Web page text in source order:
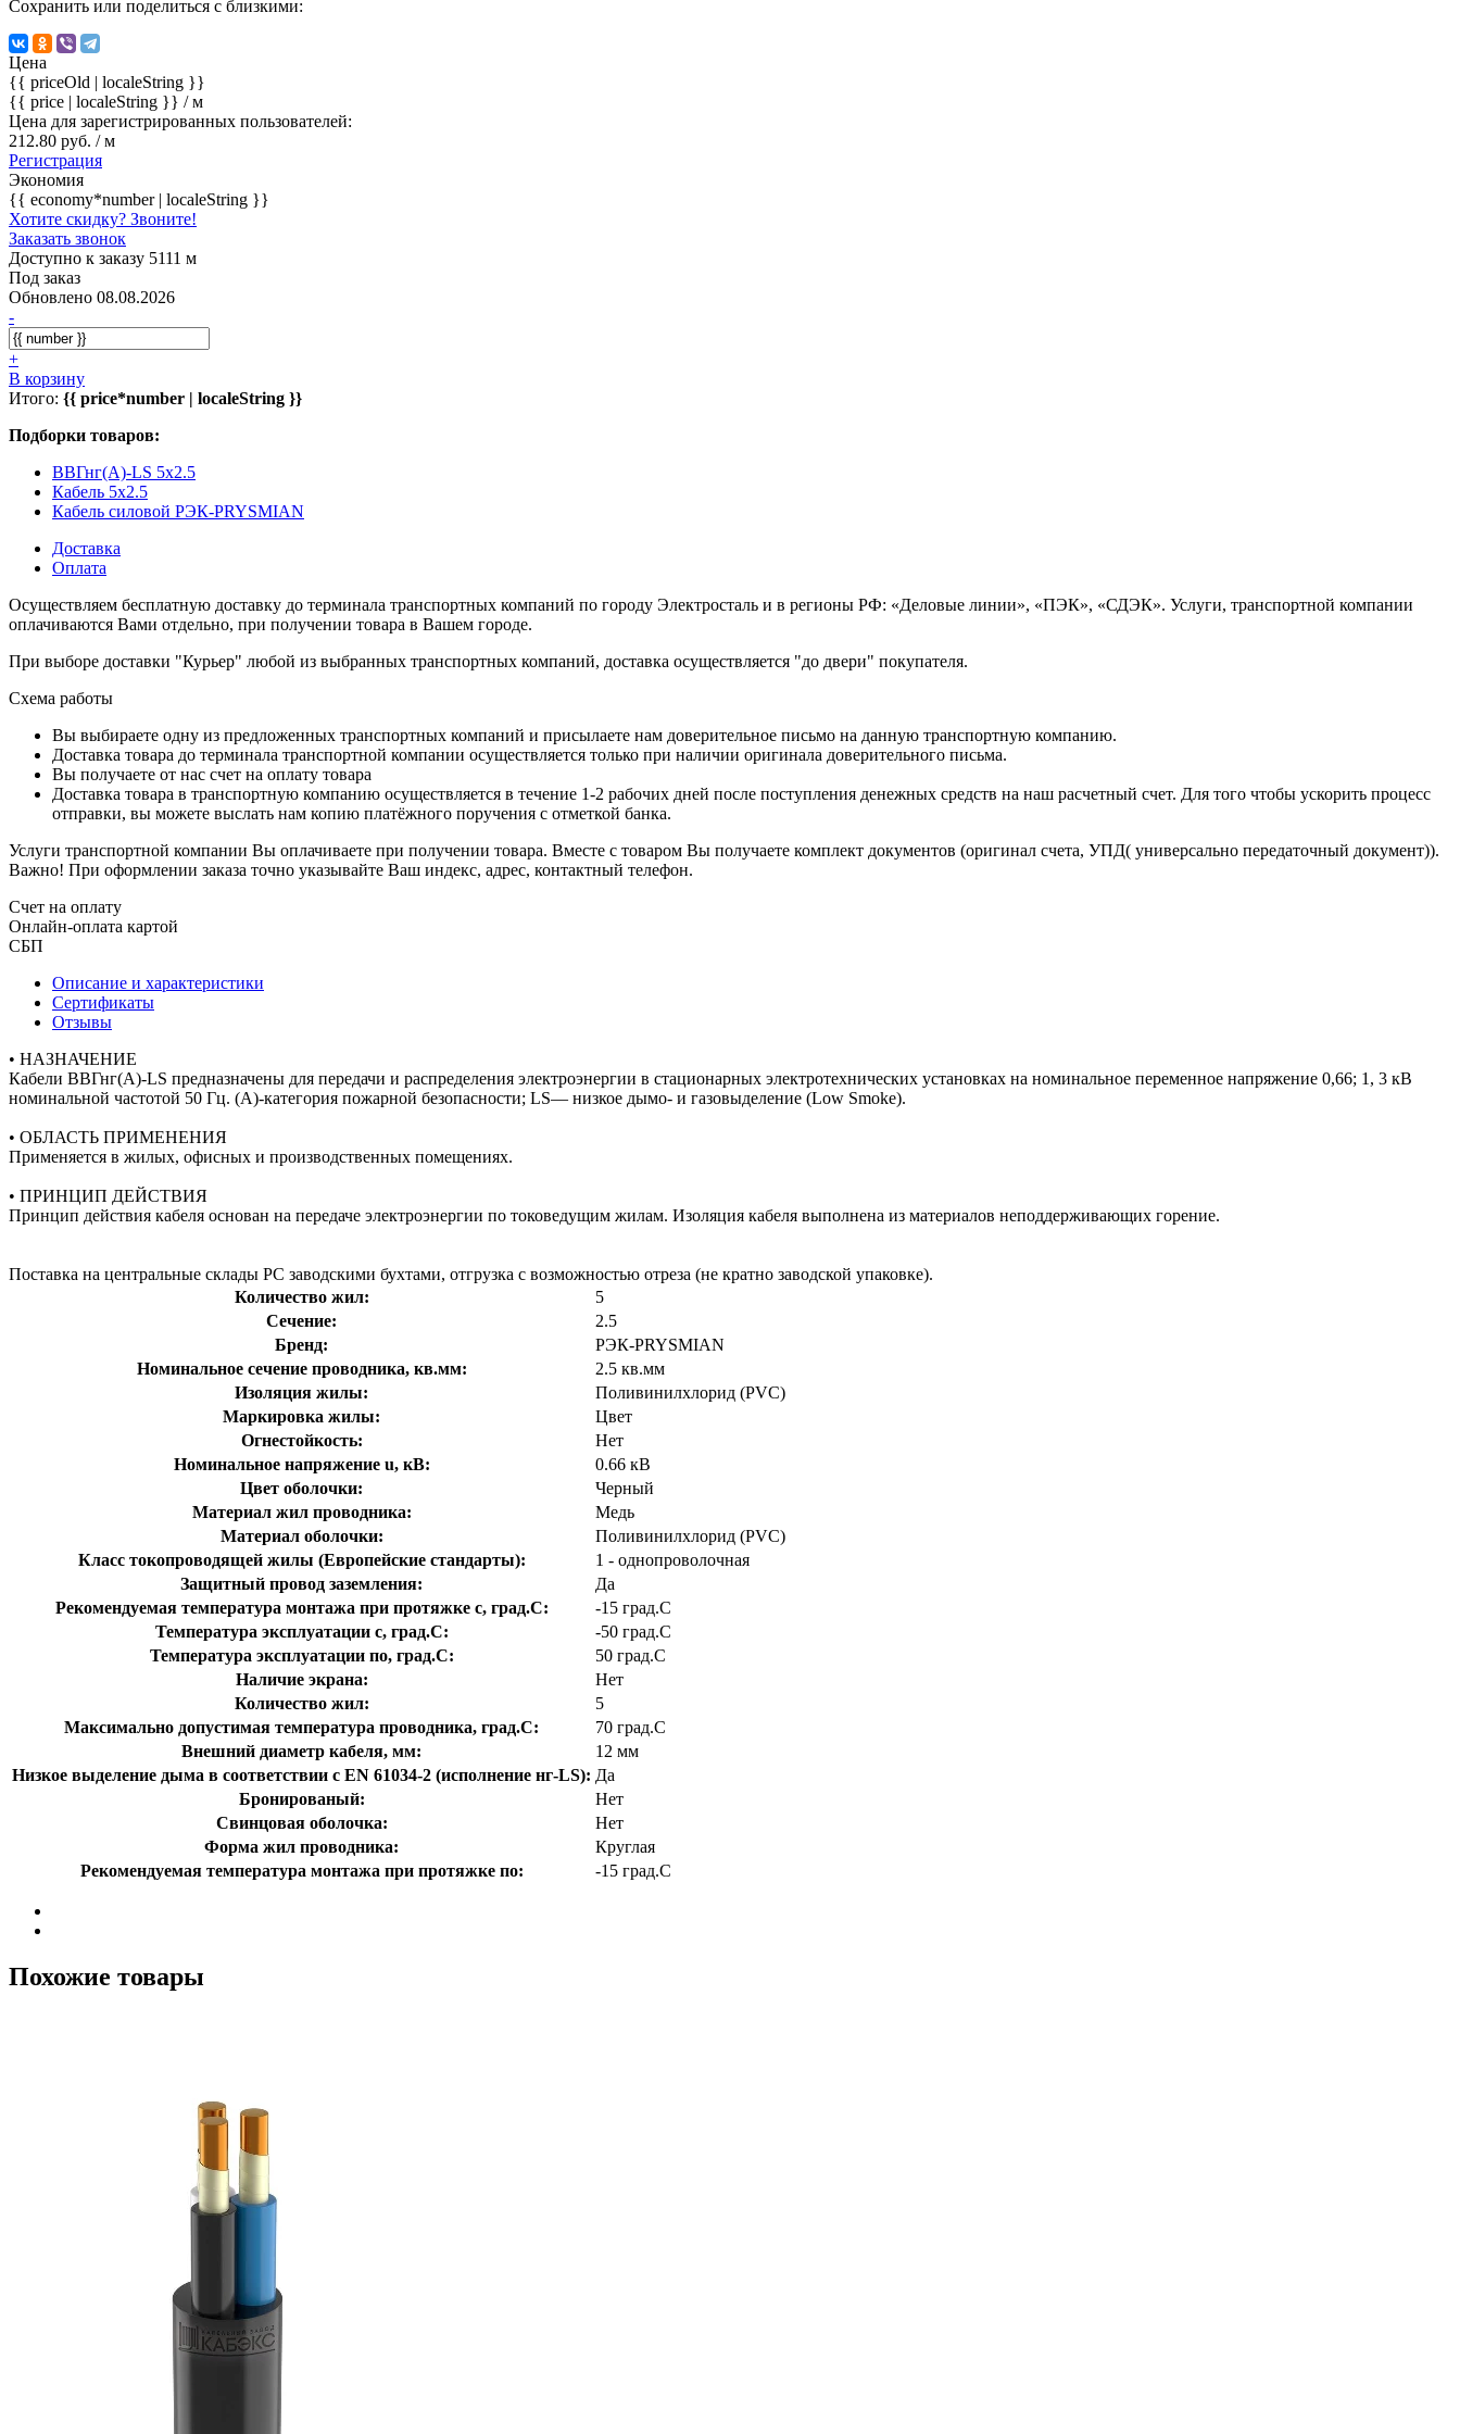
Сохранить или поделиться с близкими:
Цена
{{ priceOld | localeString }}
{{ price | localeString }} / м
Цена для зарегистрированных пользователей:
212.80 руб. / м
Регистрация
Экономия
{{ economy*number | localeString }}
Хотите скидку? Звоните!
Заказать звонок
Доступно к заказу 5111 м
Под заказ
Обновлено 08.08.2026
-
+
В корзину
Итого: {{ price*number | localeString }}
Подборки товаров:
ВВГнг(А)-LS 5x2.5
Кабель 5x2.5
Кабель силовой РЭК-PRYSMIAN
Доставка
Оплата
Осуществляем бесплатную доставку до терминала транспортных компаний по городу Электросталь и в регионы РФ: «Деловые линии», «ПЭК», «СДЭК». Услуги, транспортной компании
оплачиваются Вами отдельно, при получении товара в Вашем городе.
При выборе доставки "Курьер" любой из выбранных транспортных компаний, доставка осуществляется "до двери" покупателя.
Схема работы
Вы выбираете одну из предложенных транспортных компаний и присылаете нам доверительное письмо на данную транспортную компанию.
Доставка товара до терминала транспортной компании осуществляется только при наличии оригинала доверительного письма.
Вы получаете от нас счет на оплату товара
Доставка товара в транспортную компанию осуществляется в течение 1-2 рабочих дней после поступления денежных средств на наш расчетный счет. Для того чтобы ускорить процесс
отправки, вы можете выслать нам копию платёжного поручения с отметкой банка.
Услуги транспортной компании Вы оплачиваете при получении товара. Вместе с товаром Вы получаете комплект документов (оригинал счета, УПД( универсально передаточный документ)).
Важно! При оформлении заказа точно указывайте Ваш индекс, адрес, контактный телефон.
Счет на оплату
Онлайн-оплата картой
СБП
Описание и характеристики
Сертификаты
Отзывы
• НАЗНАЧЕНИЕ
Кабели ВВГнг(А)-LS предназначены для передачи и распределения электроэнергии в стационарных электротехнических установках на номинальное переменное напряжение 0,66; 1, 3 кВ
номинальной частотой 50 Гц. (A)-категория пожарной безопасности; LS— низкое дымо- и газовыделение (Low Smoke).
• ОБЛАСТЬ ПРИМЕНЕНИЯ
Применяется в жилых, офисных и производственных помещениях.
• ПРИНЦИП ДЕЙСТВИЯ
Принцип действия кабеля основан на передаче электроэнергии по токоведущим жилам. Изоляция кабеля выполнена из материалов неподдерживающих горение.
Поставка на центральные склады РС заводскими бухтами, отгрузка с возможностью отреза (не кратно заводской упаковке).
Количество жил:
5
Сечение:
2.5
Бренд:
РЭК-PRYSMIAN
Номинальное сечение проводника, кв.мм:
2.5 кв.мм
Изоляция жилы:
Поливинилхлорид (PVC)
Маркировка жилы:
Цвет
Огнестойкость:
Нет
Номинальное напряжение u, кВ:
0.66 кВ
Цвет оболочки:
Черный
Материал жил проводника:
Медь
Материал оболочки:
Поливинилхлорид (PVC)
Класс токопроводящей жилы (Европейские стандарты):
1 - однопроволочная
Защитный провод заземления:
Да
Рекомендуемая температура монтажа при протяжке с, град.C:
-15 град.C
Температура эксплуатации с, град.C:
-50 град.C
Температура эксплуатации по, град.C:
50 град.C
Наличие экрана:
Нет
Количество жил:
5
Максимально допустимая температура проводника, град.C:
70 град.C
Внешний диаметр кабеля, мм:
12 мм
Низкое выделение дыма в соответствии с EN 61034-2 (исполнение нг-LS): Да
Бронированый:
Нет
Свинцовая оболочка:
Нет
Форма жил проводника:
Круглая
Рекомендуемая температура монтажа при протяжке по:
-15 град.C
Похожие товары